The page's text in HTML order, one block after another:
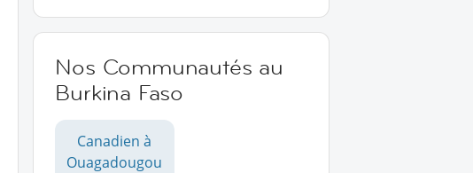
Nos Communautés au
Burkina Faso
Canadien à
Ouagadougou